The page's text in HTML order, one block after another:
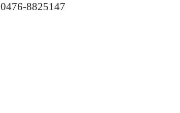
0476-8825147